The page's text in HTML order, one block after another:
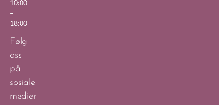
10:00
–
18:00
Følg
oss
på
sosiale
medier